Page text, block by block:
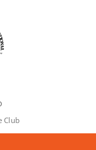
Club